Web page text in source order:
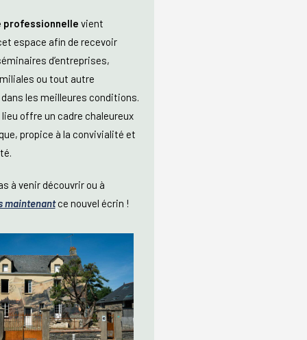
professionnelle vient
espace afin de recevoir
d’entreprises,
ou tout autre
les meilleures conditions.
lieu offre un cadre chaleureux
propice à la convivialité et
à venir découvrir ou à
maintenantce nouvel écrin !